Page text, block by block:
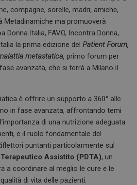
compagne, sorelle, madri, amiche,
Metadinamiche ma promuoverà
Donna Italia, FAVO, Incontra Donna,
la prima edizione delPatient Forum,
metastatica, primo forum per
avanzata, che si terrà a Milano il
è offrire un supporto a 360° alle
in fase avanzata, affrontando temi
di una nutrizione adeguata
e il ruolo fondamentale del
puntanti particolarmente sul
Assistito (PDTA), un
a coordinare al meglio le cure e le
di vita delle pazienti.